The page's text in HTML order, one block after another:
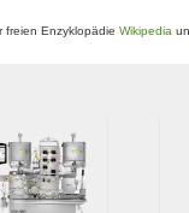
freien Enzyklopädie Wikipedia